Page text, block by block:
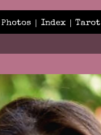
Photos Index Tarot